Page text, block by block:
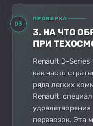
03
ПРОВЕРКА
3. НА ЧТО
ПРИ
Renault D-
как часть
ряда легких
Renault,
перевозок. Эта